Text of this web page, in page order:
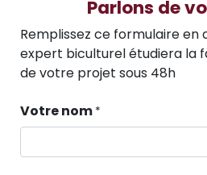
Parlons de
Remplissez ce formulaire en
expert biculturel étudiera la
de votre projet sous 48h
Votre nom *